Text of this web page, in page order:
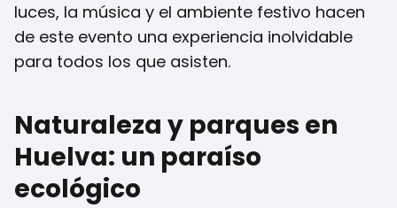
luces, la música y el ambiente festivo hacen
de este evento una experiencia inolvidable
para todos los que asisten.
Naturaleza y parques en
Huelva: un paraíso
ecológico